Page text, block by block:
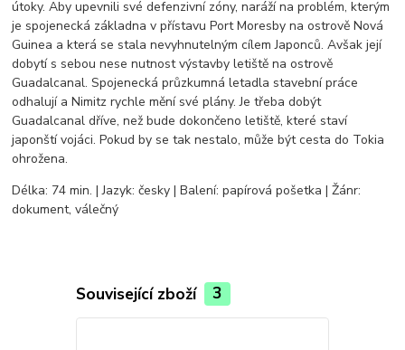
útoky. Aby upevnili své defenzivní zóny, naráží na problém, kterým
je spojenecká základna v přístavu Port Moresby na ostrově Nová
Guinea a která se stala nevyhnutelným cílem Japonců. Avšak její
dobytí s sebou nese nutnost výstavby letiště na ostrově
Guadalcanal. Spojenecká průzkumná letadla stavební práce
odhalují a Nimitz rychle mění své plány. Je třeba dobýt
Guadalcanal dříve, než bude dokončeno letiště, které staví
japonští vojáci. Pokud by se tak nestalo, může být cesta do Tokia
ohrožena.
Délka: 74 min. | Jazyk: česky | Balení: papírová pošetka | Žánr:
dokument, válečný
Související zboží 3